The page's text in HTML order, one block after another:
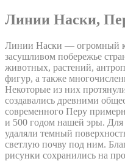
Линии Наски,
Линии Наски — огромный
засушливом побережье
животных, растений,
фигур, а также
Некоторые из них
создавались древними
современного Перу
и 500 годом нашей эры.
удаляли темный
светлую почву под ним.
рисунки сохранились на